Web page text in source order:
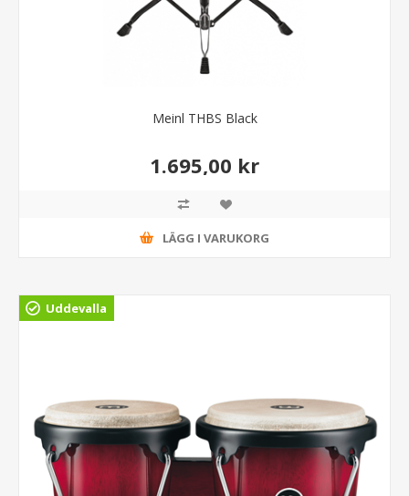
Meinl THBS Black
1.695,00 kr
LÄGG I VARUKORG
Uddevalla